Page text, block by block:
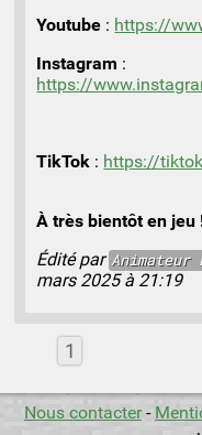
Youtube : https://
Instagram :
https://
TikTok : https://
À très bientôt en jeu
Édité parAnimateur
mars 2025 à 21:19
1
Nous contacter -